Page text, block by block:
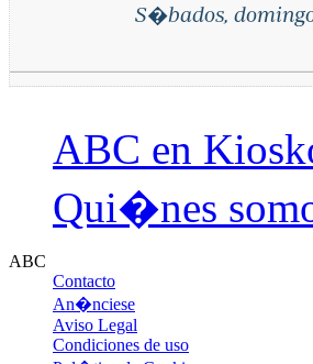
S�bados,
ABC en
Qui�nes
ABC
Contacto
An�nciese
Aviso Legal
Condiciones de uso